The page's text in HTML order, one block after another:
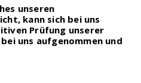
unseren
kann sich bei uns
Prüfung unserer
uns aufgenommen und